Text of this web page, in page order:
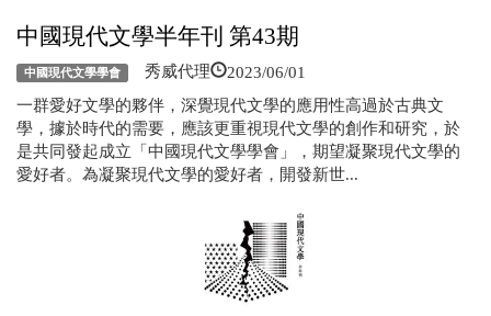
中國現代文學半年刊 第43期
中國現代文學學會 秀威代理 2023/06/01
一群愛好文學的夥伴，深覺現代文學的應用性高過於古典文
學，據於時代的需要，應該更重視現代文學的創作和研究，於
是共同發起成立「中國現代文學學會」，期望凝聚現代文學的
愛好者。為凝聚現代文學的愛好者，開發新世...